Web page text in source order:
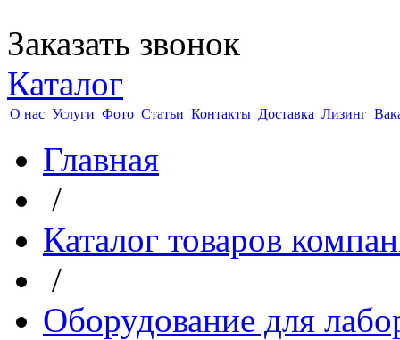
Заказать звонок
Каталог
О нас Услуги Фото Статьи Контакты Доставка Лизинг
Главная
/
Каталог товаров
/
Оборудование для